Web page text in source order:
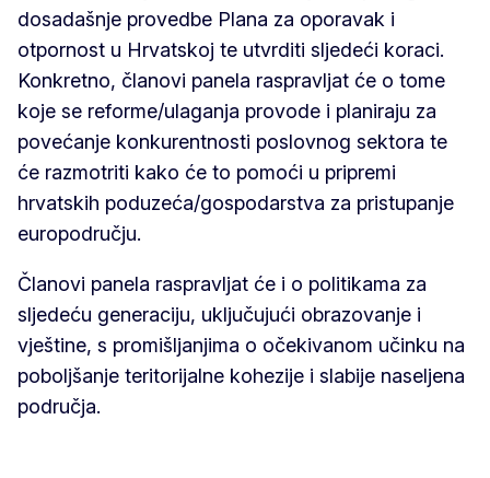
dosadašnje provedbe Plana za oporavak i
otpornost u Hrvatskoj te utvrditi sljedeći koraci.
Konkretno, članovi panela raspravljat će o tome
koje se reforme/ulaganja provode i planiraju za
povećanje konkurentnosti poslovnog sektora te
će razmotriti kako će to pomoći u pripremi
hrvatskih poduzeća/gospodarstva za pristupanje
europodručju.
Članovi panela raspravljat će i o politikama za
sljedeću generaciju, uključujući obrazovanje i
vještine, s promišljanjima o očekivanom učinku na
poboljšanje teritorijalne kohezije i slabije naseljena
područja.